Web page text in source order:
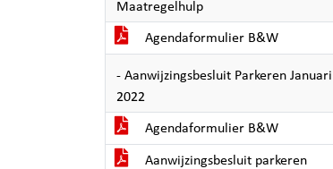
Maatregelhulp
Agendaformulier B&W
- Aanwijzingsbesluit Parkeren Januari
2022
Agendaformulier B&W
Aanwijzingsbesluit parkeren